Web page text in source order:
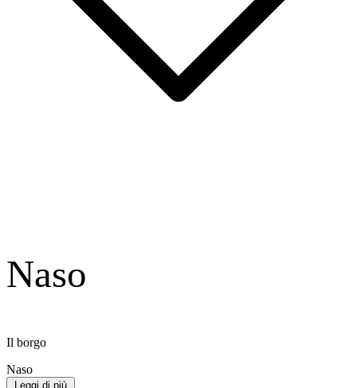
Naso
Il borgo
Naso
Leggi di più